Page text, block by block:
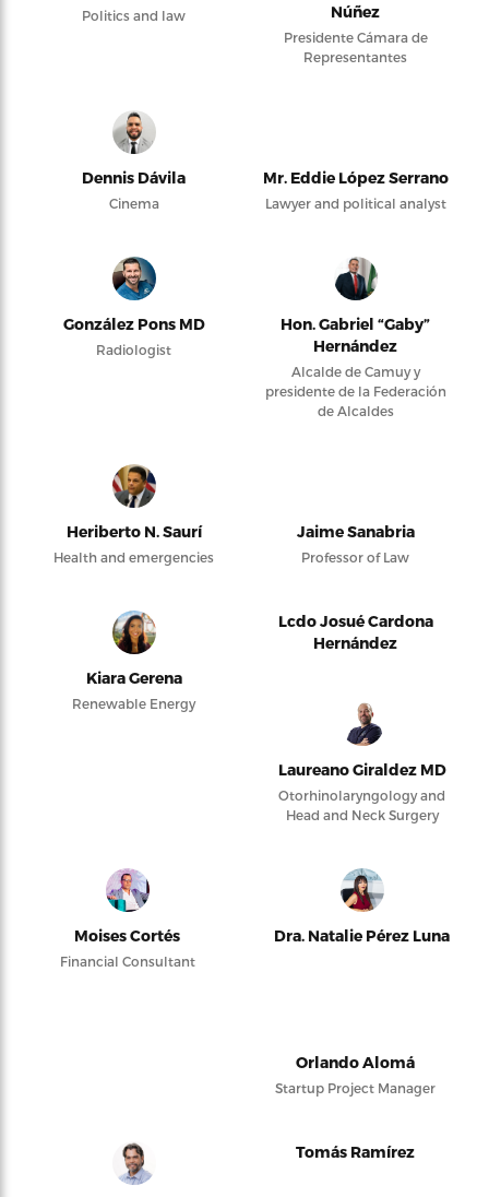
Politics and law
Núñez
Presidente Cámara de
Representantes
Dennis Dávila
Cinema
Mr. Eddie López Serrano
Lawyer and political analyst
González Pons MD
Radiologist
Hon. Gabriel “Gaby”
Hernández
Alcalde de Camuy y
presidente de la Federación
de Alcaldes
Heriberto N. Saurí
Health and emergencies
Jaime Sanabria
Professor of Law
Kiara Gerena
Renewable Energy
Lcdo Josué Cardona
Hernández
Laureano Giraldez MD
Otorhinolaryngology and
Head and Neck Surgery
Moises Cortés
Financial Consultant
Dra. Natalie Pérez Luna
Orlando Alomá
Startup Project Manager
Tomás Ramírez